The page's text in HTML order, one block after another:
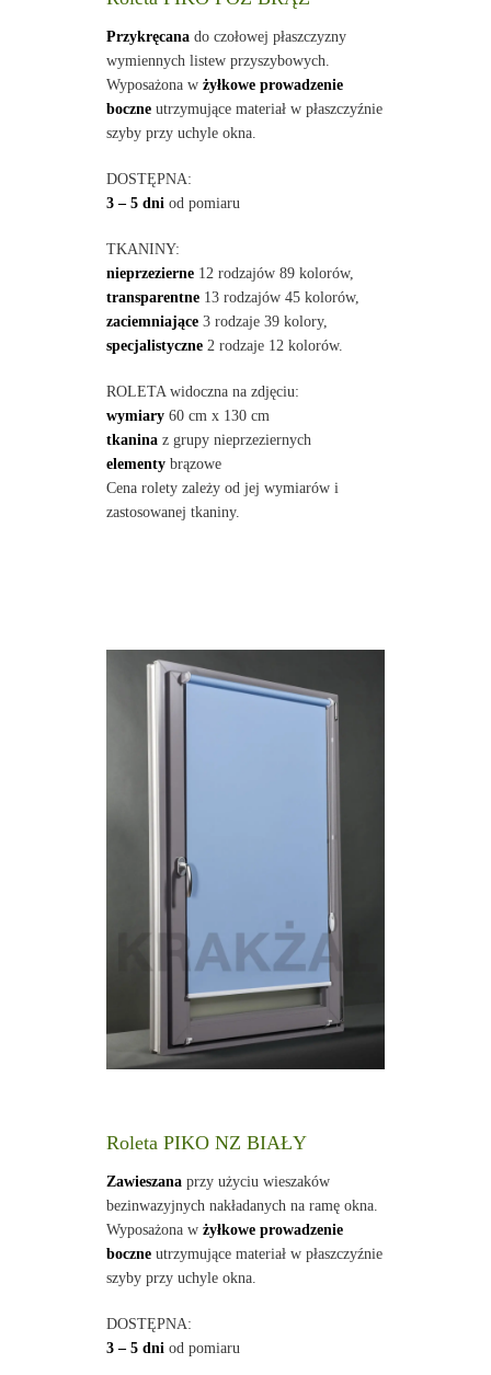
Przykręcanado czołowej płaszczyzny
wymiennych listew przyszybowych.
Wyposażona w żyłkowe prowadzenie
boczneutrzymujące materiał w płaszczyźnie
szyby przy uchyle okna.
DOSTĘPNA:
3 – 5 dniod pomiaru
TKANINY:
nieprzezierne12 rodzajów 89 kolorów,
transparentne13 rodzajów 45 kolorów,
zaciemniające3 rodzaje 39 kolory,
specjalistyczne2 rodzaje 12 kolorów.
ROLETA widoczna na zdjęciu:
wymiary60 cm x 130 cm
tkaninaz grupy nieprzeziernych
elementybrązowe
Cena rolety zależy od jej wymiarów i
zastosowanej tkaniny.
Roleta PIKO NZ BIAŁY
Zawieszanaprzy użyciu wieszaków
bezinwazyjnych nakładanych na ramę okna.
Wyposażona w żyłkowe prowadzenie
boczneutrzymujące materiał w płaszczyźnie
szyby przy uchyle okna.
DOSTĘPNA:
3 – 5 dni od pomiaru